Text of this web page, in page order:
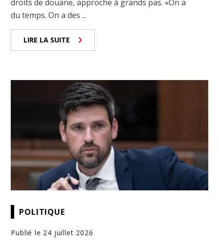
droits de douane, approche à grands pas. «On a
du temps. On a des ...
LIRE LA SUITE
POLITIQUE
Publié le 24 juillet 2026